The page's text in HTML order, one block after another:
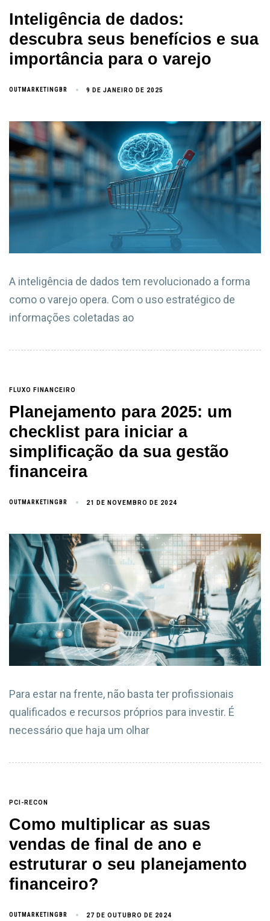
Inteligência de dados:
descubra seus benefícios e sua
importância para o varejo
OUTMARKETINGBR 9 DE JANEIRO DE 2025
A inteligência de dados tem revolucionado a forma
como o varejo opera. Com o uso estratégico de
informações coletadas ao
FLUXO FINANCEIRO
Planejamento para 2025: um
checklist para iniciar a
simplificação da sua gestão
financeira
OUTMARKETINGBR 21 DE NOVEMBRO DE 2024
Para estar na frente, não basta ter profissionais
qualificados e recursos próprios para investir. É
necessário que haja um olhar
PCI-RECON
Como multiplicar as suas
vendas de final de ano e
estruturar o seu planejamento
financeiro?
OUTMARKETINGBR 27 DE OUTUBRO DE 2024